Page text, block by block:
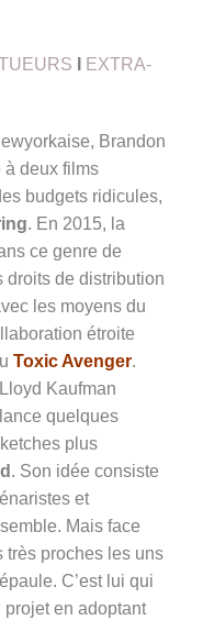
EXTRA-
Brandon
à deux films
budgets ridicules,
. En 2015, la
ce genre de
droits de distribution
les moyens du
étroite
Toxic Avenger.
Kaufman
quelques
plus
. Son idée consiste
et
Mais face
très proches les uns
C’est lui qui
projet en adoptant